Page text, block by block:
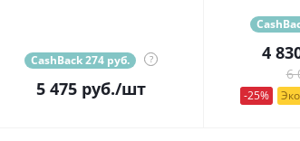
CashBack 274 руб. ?
5 475 руб./шт
4
6
-25%